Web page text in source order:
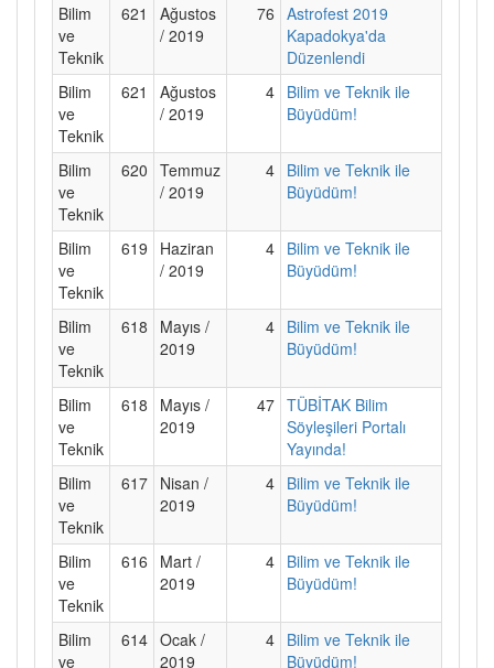
Bilim
ve
Teknik
621
Ağustos
/ 2019
76 Astrofest 2019
Kapadokya'da
Düzenlendi
Bilim
ve
Teknik
621
Ağustos
/ 2019
4 Bilim ve Teknik ile
Büyüdüm!
Bilim
ve
Teknik
620 Temmuz
/ 2019
4 Bilim ve Teknik ile
Büyüdüm!
Bilim
ve
Teknik
619
Haziran
/ 2019
4 Bilim ve Teknik ile
Büyüdüm!
Bilim
ve
Teknik
618
Mayıs /
2019
4 Bilim ve Teknik ile
Büyüdüm!
Bilim
ve
Teknik
618
Mayıs /
2019
47 TÜBİTAK Bilim
Söyleşileri Portalı
Yayında!
Bilim
ve
Teknik
617 Nisan /
2019
4 Bilim ve Teknik ile
Büyüdüm!
Bilim
ve
Teknik
616
Mart /
2019
4 Bilim ve Teknik ile
Büyüdüm!
Bilim
ve
614 Ocak /
2019
4 Bilim ve Teknik ile
Büyüdüm!